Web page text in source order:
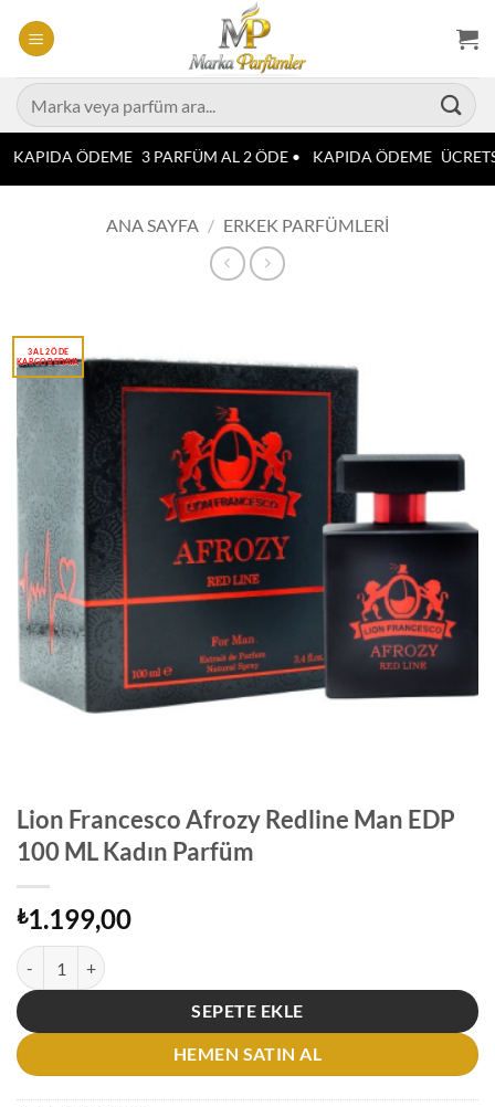
atla
Ara:
KAPIDA ÖDEME 3 PARFÜM AL 2 ÖDE • KAPIDA ÖDEME
ANA SAYFA / ERKEK PARFÜMLERI
Lion Francesco Afrozy Redline Man EDP
100 ML Kadın Parfüm
₺1.199,00
Lion Francesco Afrozy Redline Man EDP 100 ML Kadın Parfüm adet
SEPETE EKLE
HEMEN SATIN AL